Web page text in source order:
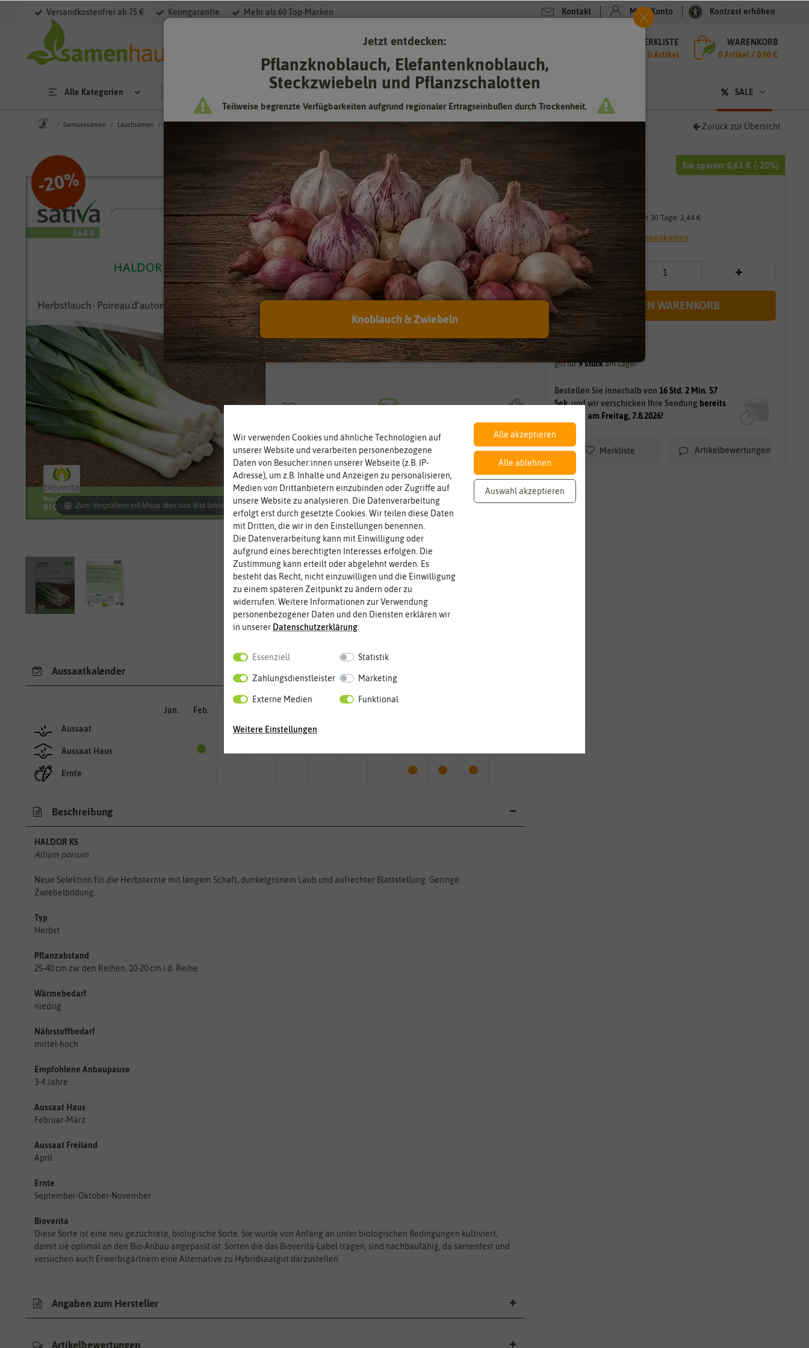
Versandkostenfrei ab 75 € Keimgarantie Mehr als 60 Top-Marken Kontakt Mein Konto Kontrast erhöhen
MERKLISTE
0 Artikel
WARENKORB
0Artikel /0,00 €
Alle Kategorien SALE
Gemüsesamen Lauchsamen Zurück zur Übersicht
Zum Vergrößern mit Maus über das Bild fahren
-20%
Sie sparen: 0,61 € (-20%)
2,44 €
Niedrigster Preis der letzten 30 Tage: 2,44 €
* inkl. 7% MwSt. zzgl. Versandkosten
IN DEN WARENKORB
sofort lieferbar
gilt für9Stückam Lager.
Bestellen Sie innerhalb von 16 Std. 2 Min. 55
Sek.und wir verschicken Ihre Sendung bereits
morgen, am Freitag, 7.8.2026!
Merkliste Artikelbewertungen
BIO Herbstlauch Haldor Ks [MHD
12/2026]
Mindesthaltbarkeitsdatum (MHD) überschritten oder
fast erreicht:
Kann man abgelaufenes Saatgut trotzdem noch
verwenden?
la44-sr
Öko-Kontrollstelle:
DE-ÖKO-006
BIO
Wie viel ist enthalten
Haltbarkeit
min. 12/2026
Zeitpunkt, bis zu dem das Saat-
und Pflanzgut sehr gut keimen
sollte.
Aussaatkalender
Aussaat
Aussaat Haus
Ernte
Jan. Feb.
Beschreibung
HALDOR KS
Allium porrum
Neue Selektion für die Herbsternte mit langem Schaft, dunkelgrünem Laub und aufrechter Blattstellung. Geringe
Zwiebelbildung.
Typ
Herbst
Pflanzabstand
25-40 cm zw. den Reihen, 10-20 cm i.d. Reihe
Wärmebedarf
niedrig
Nährstoffbedarf
mittel-hoch
Empfohlene Anbaupause
3-4 Jahre
Aussaat Haus
Februar-März
Aussaat Freiland
April
Ernte
September-Oktober-November
Bioverita
Diese Sorte ist eine neu gezüchtete, biologische Sorte. Sie wurde von Anfang an unter biologischen Bedingungen kultiviert,
damit sie optimal an den Bio-Anbau angepasst ist. Sorten die das Bioverita-Label tragen, sind nachbaufähig, da samenfest und
versuchen auch Erwerbsgärtnern eine Alternative zu Hybridsaatgut darzustellen.
Angaben zum Hersteller
Artikelbewertungen
Wir verwenden Cookies und ähnliche Technologien auf
unserer Website und verarbeiten personenbezogene
Daten von Besucher:innen unserer Webseite (z.B. IP-
Adresse), um z.B. Inhalte und Anzeigen zu personalisieren,
Medien von Drittanbietern einzubinden oder Zugriffe auf
unsere Website zu analysieren. Die Datenverarbeitung
erfolgt erst durch gesetzte Cookies. Wir teilen diese Daten
mit Dritten, die wir in den Einstellungen benennen.
Die Datenverarbeitung kann mit Einwilligung oder
aufgrund eines berechtigten Interesses erfolgen. Die
Zustimmung kann erteilt oder abgelehnt werden. Es
besteht das Recht, nicht einzuwilligen und die Einwilligung
zu einem späteren Zeitpunkt zu ändern oder zu
widerrufen. Weitere Informationen zur Verwendung
personenbezogener Daten und den Diensten erklären wir
in unserer Daten­schutz­erklärung
Essenziell Statistik
Zahlungsdienstleister Marketing
Externe Medien Funktional
Weitere Einstellungen
Alle akzeptieren
Alle ablehnen
Auswahl akzeptieren
Jetzt entdecken:
Pflanzknoblauch, Elefantenknoblauch,
Steckzwiebeln und Pflanzschalotten
Teilweise begrenzte Verfügbarkeiten aufgrund regionaler Ertragseinbußen durch Trockenheit.
Knoblauch & Zwiebeln